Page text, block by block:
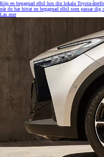
Köp en begagnad elbil hos din lokala Toyota-
när du har hittat en begagnad elbil som passar dig
Läs mer